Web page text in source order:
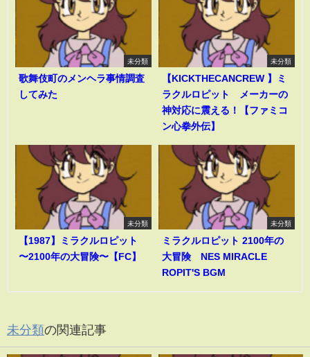
未分類
歌舞伎町のメンヘラ事情調査
してみた
未分類
【KICKTHECANCREW 】ミ
ラクルロピット メーカーの
神対応に震える！【ファミコ
ン心拳外伝】
未分類
【1987】ミラクルロピット
〜2100年の大冒険〜【FC】
未分類
ミラクルロピット 2100年の
大冒険 NES MIRACLE
ROPIT'S BGM
未分類の関連記事